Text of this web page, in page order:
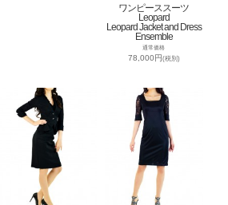
ワンピーススーツ
Leopard
Leopard Jacket and Dress
Ensemble
通常価格
78,000円(税別)